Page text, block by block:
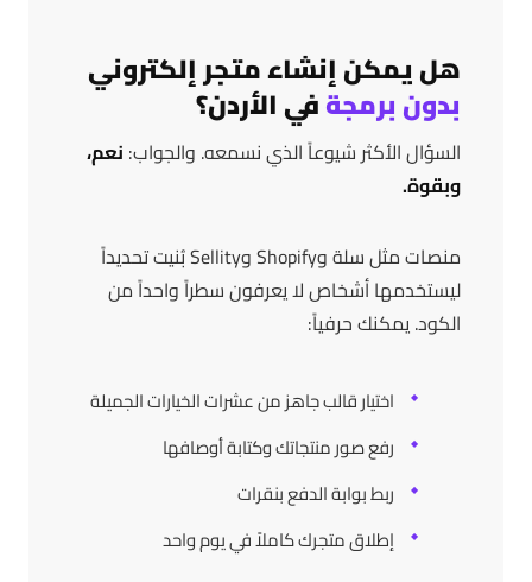
هل يمكن إنشاء متجر إلكتروني
بدون برمجةفي الأردن؟
السؤال الأكثر شيوعاً الذي نسمعه. والجواب: نعم،
وبقوة.
منصات مثل سلة وShopify وSellity بُنيت تحديداً
ليستخدمها أشخاص لا يعرفون سطراً واحداً من
الكود. يمكنك حرفياً:
اختيار قالب جاهز من عشرات الخيارات الجميلة
رفع صور منتجاتك وكتابة أوصافها
ربط بوابة الدفع بنقرات
إطلاق متجرك كاملاً في يوم واحد